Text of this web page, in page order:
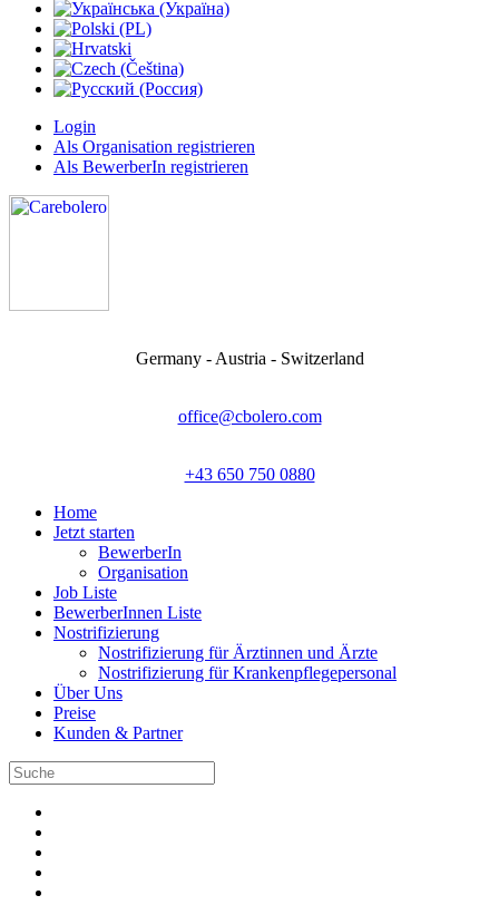
Login
Als Organisation registrieren
Als BewerberIn registrieren
Germany - Austria - Switzerland
office@cbolero.com
+43 650 750 0880
Home
Jetzt starten
BewerberIn
Organisation
Job Liste
BewerberInnen Liste
Nostrifizierung
Nostrifizierung für Ärztinnen und Ärzte
Nostrifizierung für Krankenpflegepersonal
Über Uns
Preise
Kunden & Partner